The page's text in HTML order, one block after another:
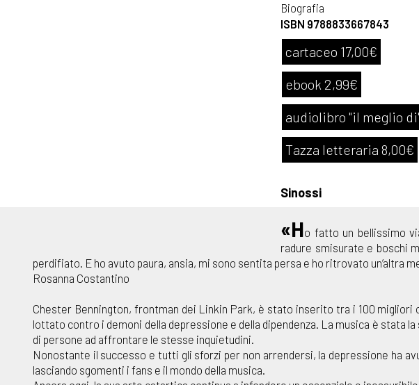
Biografia
ISBN 9788833667843
cartaceo 17,00€
ebook 2,99€
audiolibro "il meglio
Tazza letteraria 8,00€
Sinossi
«Ho fatto un bellissimo
radure smisurate e boschi
perdifiato. E ho avuto paura, ansia, mi sono sentita persa e ho ritrovato un’altra
Rosanna Costantino
Chester Bennington, frontman dei Linkin Park, è stato inserito tra i 100
lottato contro i demoni della depressione e della dipendenza. La musica è
di persone ad affrontare le stesse inquietudini.
Nonostante il successo e tutti gli sforzi per non arrendersi, la depressione ha
lasciando sgomenti i fans e il mondo della musica.